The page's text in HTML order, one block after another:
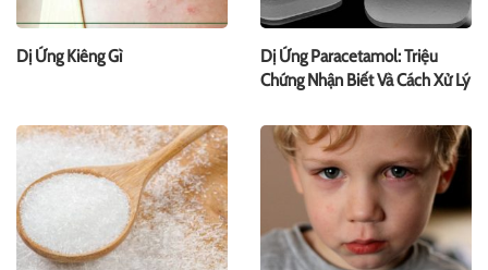
Dị Ứng Kiêng Gì
Dị Ứng Paracetamol: Triệu
Chứng Nhận Biết Và Cách Xử Lý